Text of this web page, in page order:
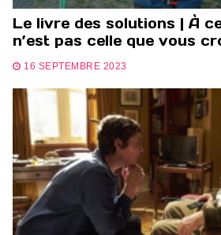
Le livre des solutions | À
n’est pas celle que vous
16 SEPTEMBRE 2023